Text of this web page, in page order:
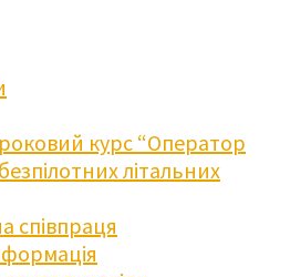
курс “Оператор
літальних
співпраця